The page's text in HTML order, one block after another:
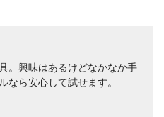
。興味はあるけどなかなか手
なら安心して試せます。